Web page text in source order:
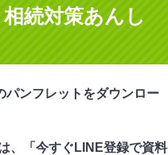
続対策あんし
パンフレットをダウンロー
、「今すぐLINE登録で資料